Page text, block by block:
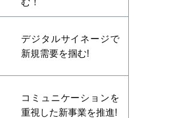
デジタルサイネージで
新規需要を掴む!
コミュニケーションを
重視した新事業を推進!